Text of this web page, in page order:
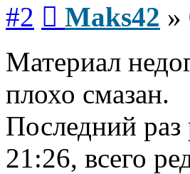
#2 Maks42 »
Материал
плохо смазан.
Последний раз
21:26, всего